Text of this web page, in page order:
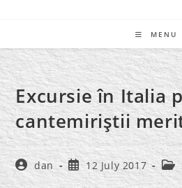
MENU
Excursie în Italia
cantemiriştii
Post
author:
dan
Post
published:
12 July 2017
Post